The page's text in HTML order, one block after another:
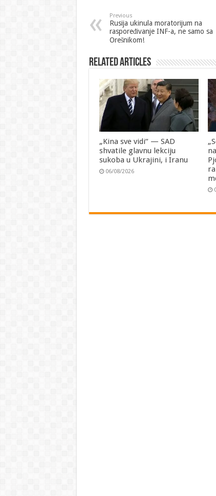
Previous
Rusija ukinula moratorijum na
raspoređivanje INF-a, ne samo sa
Orešnikom!
Related Articles
„Kina sve vidi“ — SAD
shvatile glavnu lekciju
sukoba u Ukrajini, i Iranu
06/08/2026